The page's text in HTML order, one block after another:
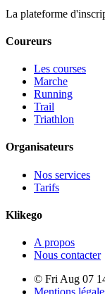
La plateforme
Coureurs
Les courses
Marche
Running
Trail
Triathlon
Organisateurs
Nos services
Tarifs
Klikego
A propos
Nous contacter
© Fri Aug 07